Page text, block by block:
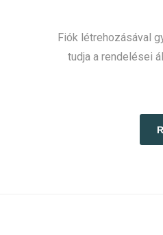
Fiók létrehozásával
tudja a rendelései